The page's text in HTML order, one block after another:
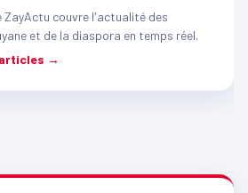
ZayActu couvre l'actualité des
et de la diaspora en temps réel.
→